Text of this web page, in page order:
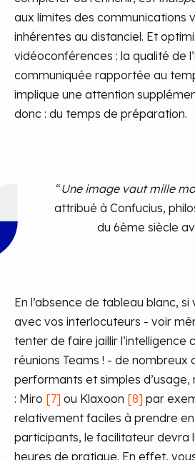
aux limites des communications
inhérentes au distanciel. Et
vidéoconférences : la qualité de
communiquée rapportée au
implique une attention
donc : du temps de préparation.
“Une image vaut mille
attribué à Confucius,
du 6ème siècle
En l’absence de tableau blanc,
avec vos interlocuteurs - voir
tenter de faire jaillir l’intelligence
réunions Teams ! - de nombreux
performants et simples
: Miro [7] ou Klaxoon [8] par
relativement faciles à prendre
participants, le facilitateur devra
heures de pratique. En effet,